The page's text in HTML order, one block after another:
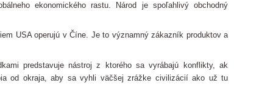
ekonomického rastu. Národ je spoľahlivý obchodný
USA operujú v Číne. Je to významný zákazník produktov a
predstavuje nástroj z ktorého sa vyrábajú konflikty, ak
od okraja, aby sa vyhli väčšej zrážke civilizácií ako už tu